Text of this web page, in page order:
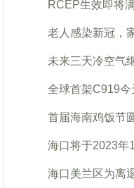
RCEP生效即将
老人感染新冠，
未来三天冷空气
全球首架C919
首届海南鸡饭节
海口将于2023年
海口美兰区为离